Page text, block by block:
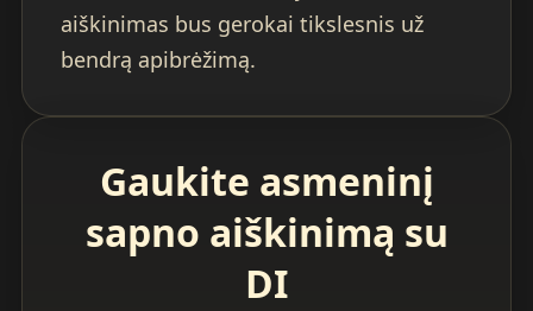
aiškinimas bus gerokai tikslesnis už
bendrą apibrėžimą.
Gaukite asmeninį
sapno aiškinimą su
DI